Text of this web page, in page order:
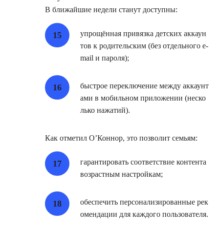
В ближайшие недели станут доступны:
упрощённая привязка детских аккаун
тов к родительским (без отдельного e‑
mail и пароля);
быстрое переключение между аккаунт
ами в мобильном приложении (неско
лько нажатий).
Как отметил О’Коннор, это позволит семьям:
гарантировать соответствие контента
возрастным настройкам;
обеспечить персонализированные рек
омендации для каждого пользователя.